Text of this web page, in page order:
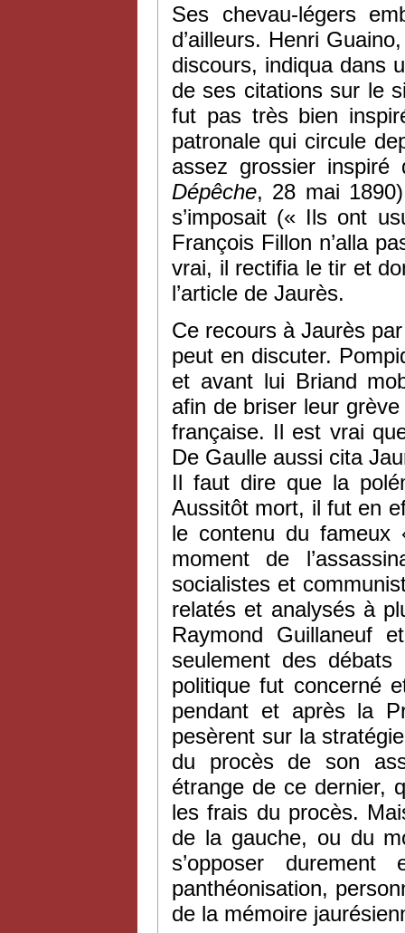
Ses chevau-légers
d’ailleurs. Henri
discours, indiqua dans
de ses citations sur le
fut pas très bien
patronale qui circule
assez grossier
Dépêche, 28 mai
s’imposait (« Ils ont
François Fillon n’alla
vrai, il rectifia le tir et
l’article de Jaurès.
Ce recours à Jaurès
peut en discuter.
et avant lui Briand
afin de briser leur
française. Il est vrai
De Gaulle aussi cita
Il faut dire que la
Aussitôt mort, il fut en
le contenu du fameux
moment de
socialistes et
relatés et analysés à
Raymond Guillaneuf
seulement des
politique fut concerné
pendant et après la
pesèrent sur la
du procès de son
étrange de ce dernier,
les frais du procès.
de la gauche, ou du
s’opposer
panthéonisation,
de la mémoire